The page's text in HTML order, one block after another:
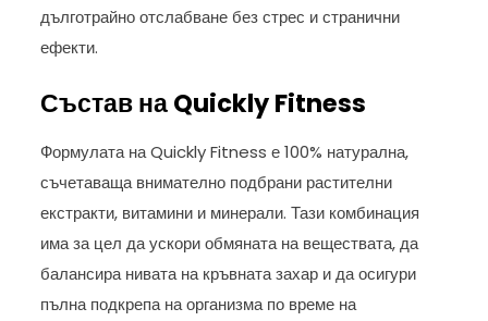
дълготрайно отслабване без стрес и странични
ефекти.
Състав на Quickly Fitness
Формулата на Quickly Fitness е 100% натурална,
съчетаваща внимателно подбрани растителни
екстракти, витамини и минерали. Тази комбинация
има за цел да ускори обмяната на веществата, да
балансира нивата на кръвната захар и да осигури
пълна подкрепа на организма по време на